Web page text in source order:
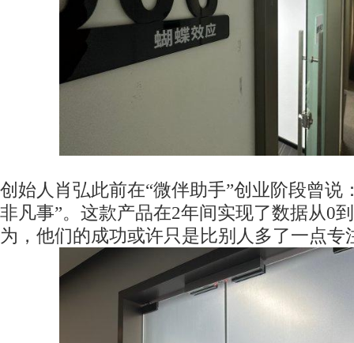
创始人肖弘此前在“微伴助手”创业阶段曾说
非凡事”。这款产品在2年间实现了数据从0
为，他们的成功或许只是比别人多了一点专